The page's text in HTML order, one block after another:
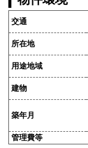
交通
所在地
用途地域
建物
築年月
管理費等